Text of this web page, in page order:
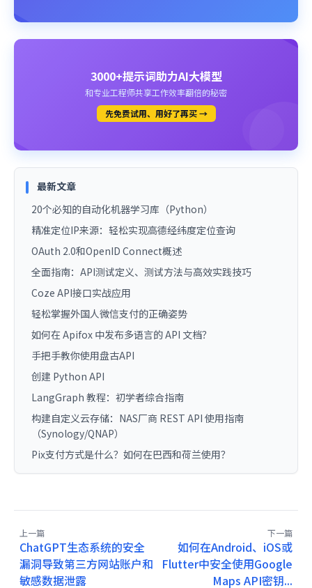
3000+提示词助力AI大模型
和专业工程师共享工作效率翻倍的秘密
先免费试用、用好了再买 →
最新文章
20个必知的自动化机器学习库（Python）
精准定位IP来源：轻松实现高德经纬度定位查询
OAuth 2.0和OpenID Connect概述
全面指南：API测试定义、测试方法与高效实践技巧
Coze API接口实战应用
轻松掌握外国人微信支付的正确姿势
如何在 Apifox 中发布多语言的 API 文档？
手把手教你使用盘古API
创建 Python API
LangGraph 教程：初学者综合指南
构建自定义云存储：NAS厂商 REST API 使用指南
（Synology/QNAP）
Pix支付方式是什么？如何在巴西和荷兰使用？
上一篇
ChatGPT生态系统的安全
漏洞导致第三方网站账户和
敏感数据泄露
下一篇
如何在Android、iOS或
Flutter中安全使用Google
Maps API密钥...